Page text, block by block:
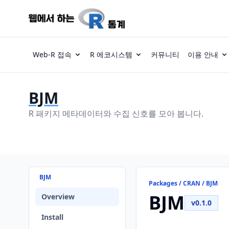
Web-R 접속 R 에코시스템 커뮤니티 이용 안내
BJM
R 패키지 메타데이터와 수집 신호를 모아 봅니다.
BJM
Overview
Install
Packages / CRAN / BJM
BJM v0.1.0